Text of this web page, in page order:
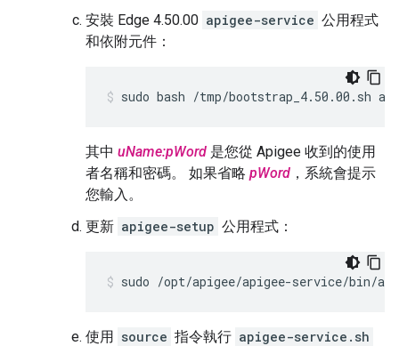
安裝 Edge 4.50.00 apigee-service 公用程式
和依附元件：
sudo bash /tmp/bootstrap_4.50.00.sh
其中 uName:pWord 是您從 Apigee 收到的使用
者名稱和密碼。 如果省略 pWord ，系統會提示
您輸入。
更新 apigee-setup 公用程式：
sudo /opt/apigee/apigee-service/bin/
使用 source 指令執行 apigee-service.sh